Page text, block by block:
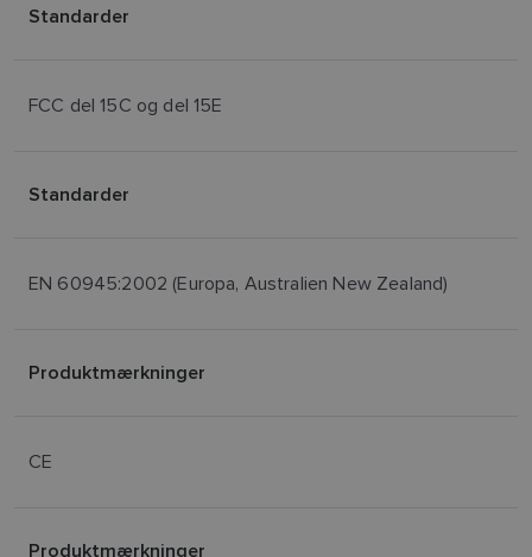
Standarder
FCC del 15C og del 15E
Standarder
EN 60945:2002 (Europa, Australien New Zealand)
Produktmærkninger
CE
Produktmærkninger